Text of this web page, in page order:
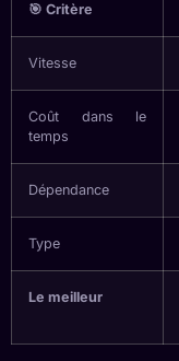
🎯 Critère
Vitesse
Coût dans le
temps
Dépendance
Type
Le meilleur